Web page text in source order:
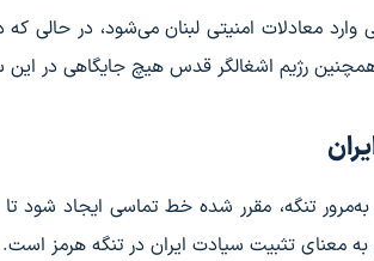
معادلات امنیتی لبنان می‌شود، در حالی که
رژیم اشغالگر قدس هیچ جایگاهی در این
تنگه، مقرر شده خط تماسی ایجاد شود تا
معنای تثبیت سیادت ایران در تنگه هرمز است.